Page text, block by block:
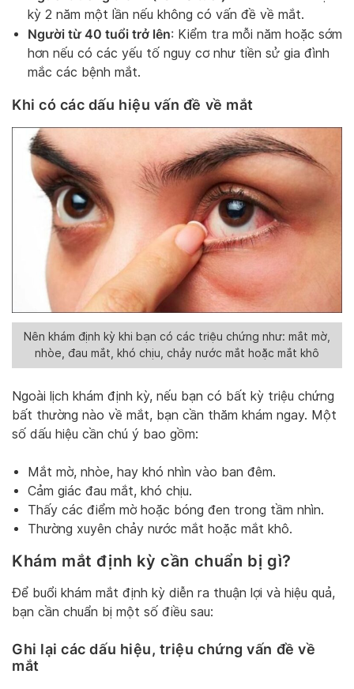
kỳ 2 năm một lần nếu không có vấn đề về mắt.
Người từ 40 tuổi trở lên: Kiểm tra mỗi năm hoặc sớm
hơn nếu có các yếu tố nguy cơ như tiền sử gia đình
mắc các bệnh mắt.
Khi có các dấu hiệu vấn đề về mắt
Nên khám định kỳ khi bạn có các triệu chứng như: mắt mờ,
nhòe, đau mắt, khó chịu, chảy nước mắt hoặc mắt khô
Ngoài lịch khám định kỳ, nếu bạn có bất kỳ triệu chứng
bất thường nào về mắt, bạn cần thăm khám ngay. Một
số dấu hiệu cần chú ý bao gồm:
Mắt mờ, nhòe, hay khó nhìn vào ban đêm.
Cảm giác đau mắt, khó chịu.
Thấy các điểm mờ hoặc bóng đen trong tầm nhìn.
Thường xuyên chảy nước mắt hoặc mắt khô.
Khám mắt định kỳ cần chuẩn bị gì?
Để buổi khám mắt định kỳ diễn ra thuận lợi và hiệu quả,
bạn cần chuẩn bị một số điều sau:
Ghi lại các dấu hiệu, triệu chứng vấn đề về
mắt